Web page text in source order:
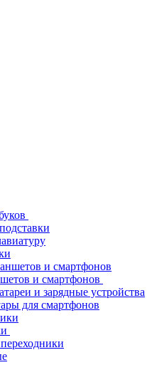
и смартфонов
и зарядные устройства
для смартфонов